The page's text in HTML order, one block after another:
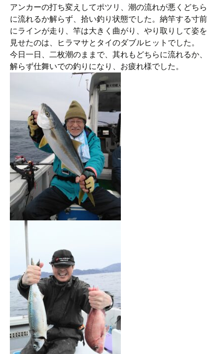
アンカーの打ち変えしてポツリ、潮の流れが悪くどちら
に流れるか解らず、拾い釣り状態でした。納竿する寸前
にラインが走り、竿は大きく曲がり、やり取りして姿を
見せたのは、ヒラマサとタイのダブルヒットでした。
今日一日、二枚潮のままで、其れもどちらに流れるか、
解らず仕舞いでの釣りになり、お疲れ様でした。